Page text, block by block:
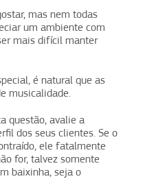
mas nem todas
um ambiente com
mais difícil manter
é natural que as
musicalidade.
questão, avalie a
dos seus clientes. Se o
ele fatalmente
for, talvez somente
baixinha, seja o